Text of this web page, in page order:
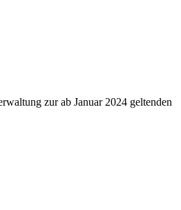
zur ab Januar 2024 geltenden